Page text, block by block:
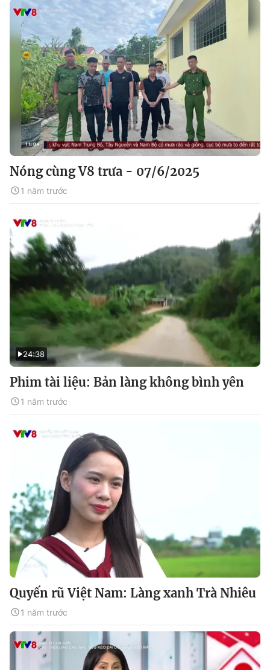
Nóng cùng V8 trưa - 07/6/2025
1 năm trước
24:38
Phim tài liệu: Bản làng không bình yên
1 năm trước
Quyến rũ Việt Nam: Làng xanh Trà Nhiêu
1 năm trước